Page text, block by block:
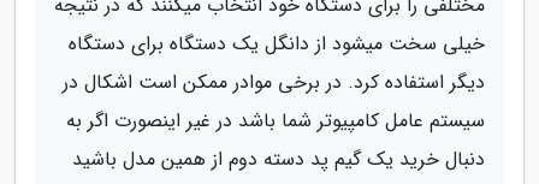
خیلی سخت میشود از دانگل یک دستگاه برای دستگاه
دیگر استفاده کرد. در برخی موادر ممکن است اشکال در
سیستم عامل کامپیوتر شما باشد در غیر اینصورت اگر به
دنبال خرید یک گیم پد دسته دوم از همین مدل باشید